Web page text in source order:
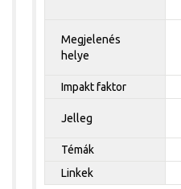
Megjelenés
helye
Impakt faktor
Jelleg
Témák
Linkek